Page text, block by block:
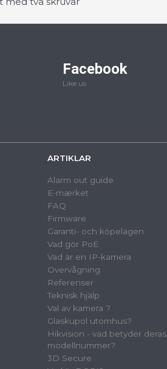
Facebook
Like us
ARTIKLAR
Alarm out guide
E-mærket
FAQ
Firmware
Garanti- och köpelagen
Vad gör PoE
Vad är en IP-kamera
Overvågning
Referenser
Teknisk hjälp
Val av kamera ?
Glaskupol utomhus?
Hikvision - vad betyder deras
modellnummer?
3D Secure